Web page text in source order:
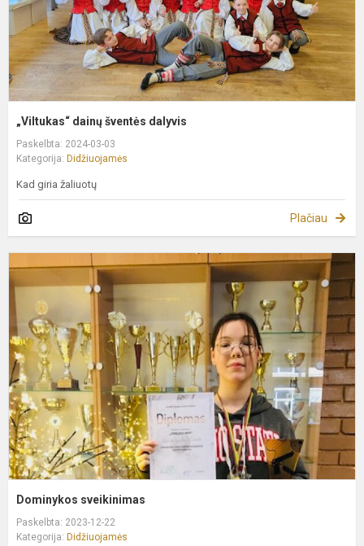
„Viltukas“ dainų šventės dalyvis
Paskelbta: 2024-03-03
Kategorija: Didžiuojamės
Kad giria žaliuotų
Plačiau
Dominykos sveikinimas
Paskelbta: 2023-12-22
Kategorija: Didžiuojamės